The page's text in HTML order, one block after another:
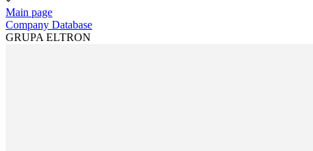
Main page
Company Database
GRUPA ELTRON